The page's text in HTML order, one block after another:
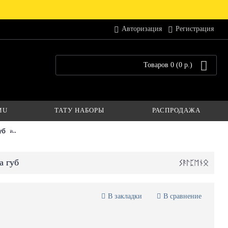
Авторизация Регистрация
Товаров 0 (0 р.)
ТАТУ НАБОРЫ РАСПРОДАЖА
губ
В закладки В сравнение